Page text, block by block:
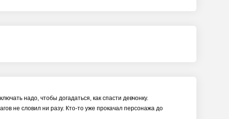
надо, чтобы догадаться, как спасти девчонку.
не словил ни разу. Кто-то уже прокачал персонажа до